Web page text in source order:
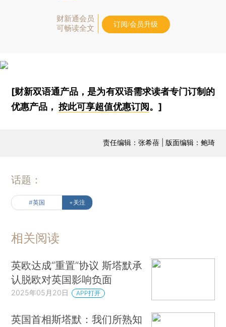
财新通会员
可畅读全文
订阅/会员升级
[财新双语通产品，是为有双语需求读者专门订制的
优惠产品，按此可享超值优惠订阅 。]
责任编辑：张希蓓 | 版面编辑：鲍琦
话题：
#英国 +关注
相关阅读
英欧达成“重置”协议 斯塔默承
认脱欧对英国影响负面
2025年05月20日 APP打开
英国首相斯塔默：我们所熟知